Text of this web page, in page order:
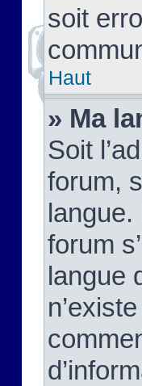
soit
Haut
» Ma
Soit
forum,
forum
langue